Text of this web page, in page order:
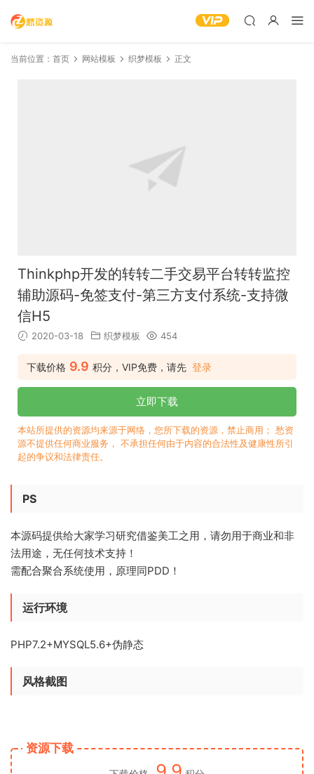
当前位置： 首页 网站模板 织梦模板 正文
Thinkphp开发的转转二手交易平台转转监控
辅助源码-免签支付-第三方支付系统-支持微
信H5
2020-03-18 织梦模板 454
下载价格 9.9 积分，VIP免费，请先 登录
立即下载
本站所提供的资源均来源于网络，您所下载的资源，禁止商用； 愁资
源不提供任何商业服务， 不承担任何由于内容的合法性及健康性所引
起的争议和法律责任。
PS
本源码提供给大家学习研究借鉴美工之用，请勿用于商业和非
法用途，无任何技术支持！
需配合聚合系统使用，原理同PDD！
运行环境
PHP7.2+MYSQL5.6+伪静态
风格截图
资源下载